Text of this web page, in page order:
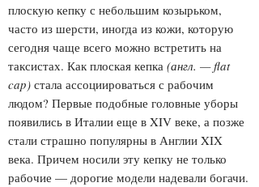
плоскую кепку с небольшим козырьком,
часто из шерсти, иногда из кожи, которую
сегодня чаще всего можно встретить на
таксистах. Как плоская кепка (англ. — flat
cap) стала ассоциироваться с рабочим
людом? Первые подобные головные уборы
появились в Италии еще в XIV веке, а позже
стали страшно популярны в Англии XIX
века. Причем носили эту кепку не только
рабочие — дорогие модели надевали богачи.